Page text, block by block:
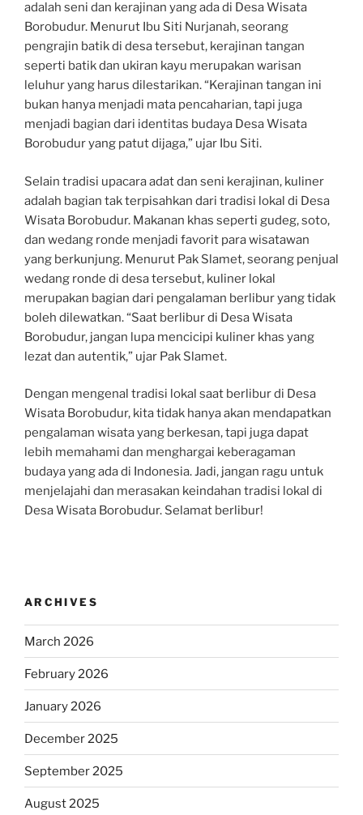
adalah seni dan kerajinan yang ada di Desa Wisata
Borobudur. Menurut Ibu Siti Nurjanah, seorang
pengrajin batik di desa tersebut, kerajinan tangan
seperti batik dan ukiran kayu merupakan warisan
leluhur yang harus dilestarikan. “Kerajinan tangan ini
bukan hanya menjadi mata pencaharian, tapi juga
menjadi bagian dari identitas budaya Desa Wisata
Borobudur yang patut dijaga,” ujar Ibu Siti.
Selain tradisi upacara adat dan seni kerajinan, kuliner
adalah bagian tak terpisahkan dari tradisi lokal di Desa
Wisata Borobudur. Makanan khas seperti gudeg, soto,
dan wedang ronde menjadi favorit para wisatawan
yang berkunjung. Menurut Pak Slamet, seorang penjual
wedang ronde di desa tersebut, kuliner lokal
merupakan bagian dari pengalaman berlibur yang tidak
boleh dilewatkan. “Saat berlibur di Desa Wisata
Borobudur, jangan lupa mencicipi kuliner khas yang
lezat dan autentik,” ujar Pak Slamet.
Dengan mengenal tradisi lokal saat berlibur di Desa
Wisata Borobudur, kita tidak hanya akan mendapatkan
pengalaman wisata yang berkesan, tapi juga dapat
lebih memahami dan menghargai keberagaman
budaya yang ada di Indonesia. Jadi, jangan ragu untuk
menjelajahi dan merasakan keindahan tradisi lokal di
Desa Wisata Borobudur. Selamat berlibur!
ARCHIVES
March 2026
February 2026
January 2026
December 2025
September 2025
August 2025